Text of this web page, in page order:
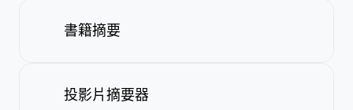
書籍摘要
投影片摘要器